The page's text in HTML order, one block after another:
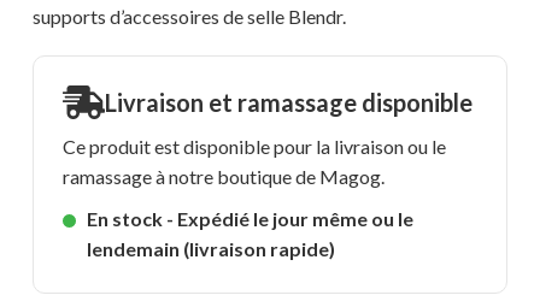
supports d’accessoires de selle Blendr.
Livraison et ramassage disponible
Ce produit est disponible pour la livraison ou le
ramassage à notre boutique de Magog.
En stock - Expédié le jour même ou le
lendemain (livraison rapide)